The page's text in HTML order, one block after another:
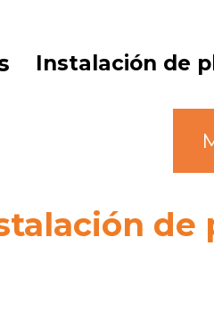
Instalación de
de